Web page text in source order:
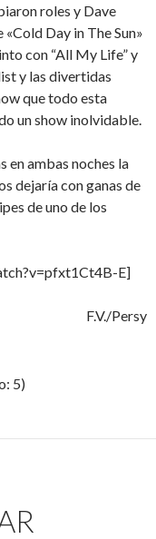
roles y Dave
Day in The Sun»
con “All My Life” y
y las divertidas
que todo esta
un show inolvidable.
en ambas noches la
dejaría con ganas de
de uno de los
E]
F.V./Persy
5)